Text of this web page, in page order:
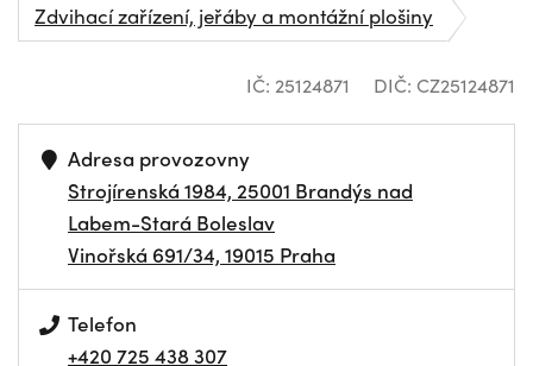
Zdvihací zařízení, jeřáby a montážní plošiny
IČ: 25124871 DIČ: CZ25124871
Adresa provozovny
Strojírenská 1984, 25001 Brandýs nad
Labem-Stará Boleslav
Vinořská 691/34, 19015 Praha
Telefon
+420 725 438 307